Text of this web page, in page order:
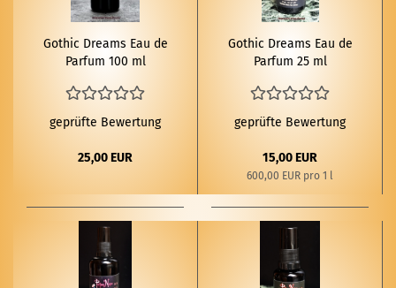
Go­thic Dreams Eau de
Par­fum 100 ml
geprüfte Bewertung
25,00 EUR
Go­thic Dreams Eau de
Par­fum 25 ml
geprüfte Bewertung
15,00 EUR
600,00 EUR pro 1 l